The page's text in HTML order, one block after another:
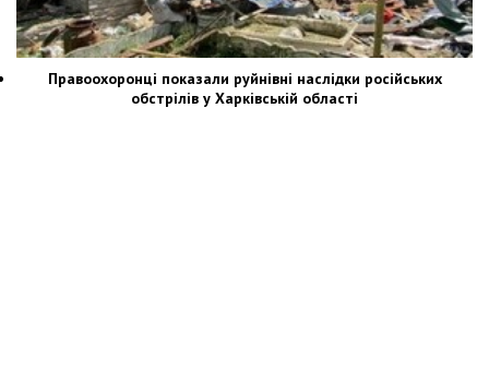
Правоохоронці показали руйнівні наслідки російських
обстрілів у Харківській області